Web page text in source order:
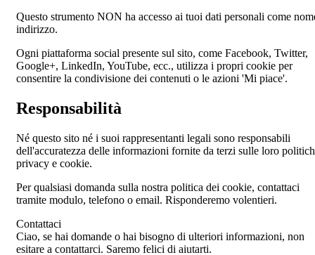
Questo strumento NON ha accesso ai tuoi dati personali come
indirizzo.
Ogni piattaforma social presente sul sito, come Facebook, Twitter,
Google+, LinkedIn, YouTube, ecc., utilizza i propri cookie per
consentire la condivisione dei contenuti o le azioni 'Mi piace'.
Responsabilità
Né questo sito né i suoi rappresentanti legali sono responsabili
dell'accuratezza delle informazioni fornite da terzi sulle loro
privacy e cookie.
Per qualsiasi domanda sulla nostra politica dei cookie, contattaci
tramite modulo, telefono o email. Risponderemo volentieri.
Contattaci
Ciao, se hai domande o hai bisogno di ulteriori informazioni, non
esitare a contattarci. Saremo felici di aiutarti.